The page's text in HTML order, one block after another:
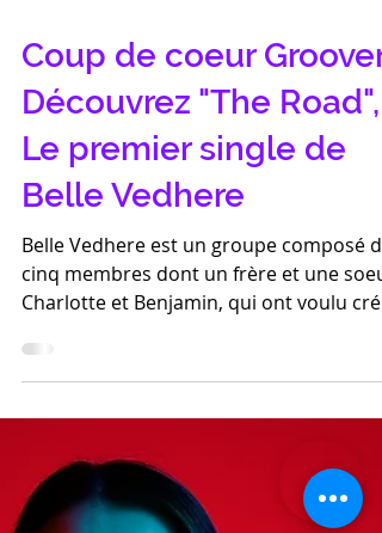
12 mai 2020
Coup de coeur Groover :
Découvrez "The Road",
Le premier single de